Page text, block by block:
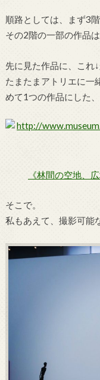
順路としては、まず3
その2階の一部の作品
先に見た作品に、これ↓
たまたまアトリエに一
めて1つの作品にした
《林間の空地、
そこで。
私もあえて、撮影可能